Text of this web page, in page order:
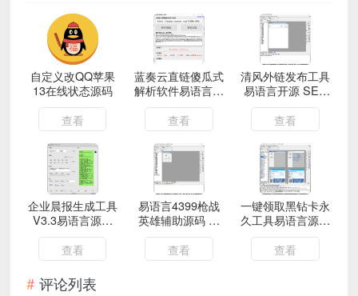
自定义改QQ苹果
13在线状态源码
查看
蓝奏云直链傻瓜式
解析软件易语言源
码 附成品
查看
清风外链发布工具
易语言开源 SEO
外链发布源码
查看
企业晨报生成工具
V3.3易语言源码
附带成品
查看
易语言4399枪战
英雄辅助源码 模
块大家自备
查看
一键领取黑钻卡永
久工具易语言源码
附带成品
查看
评论列表